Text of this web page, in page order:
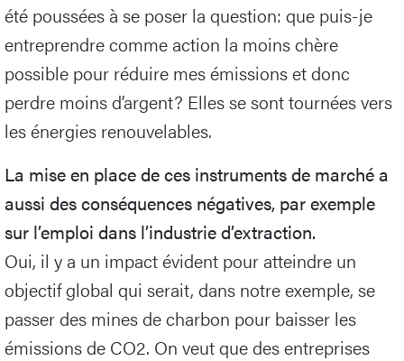
été poussées à se poser la question: que puis-je
entreprendre comme action la moins chère
possible pour réduire mes émissions et donc
perdre moins d’argent? Elles se sont tournées vers
les énergies renouvelables.
La mise en place de ces instruments de marché a
aussi des conséquences négatives, par exemple
sur l’emploi dans l’industrie d’extraction.
Oui, il y a un impact évident pour atteindre un
objectif global qui serait, dans notre exemple, se
passer des mines de charbon pour baisser les
émissions de CO2. On veut que des entreprises